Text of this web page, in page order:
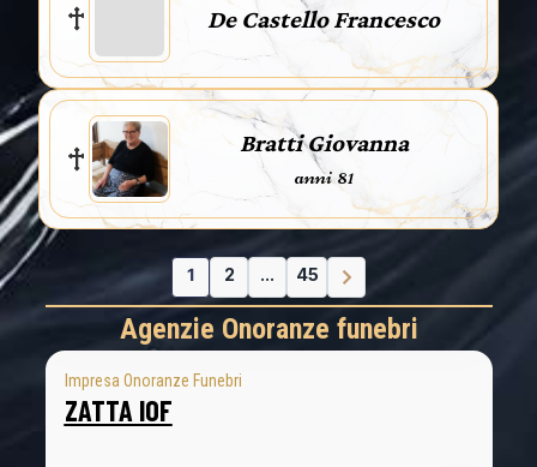
De Castello Francesco
Bratti Giovanna
anni 81
1 2 ... 45
Agenzie Onoranze funebri
Impresa Onoranze Funebri
ZATTA IOF